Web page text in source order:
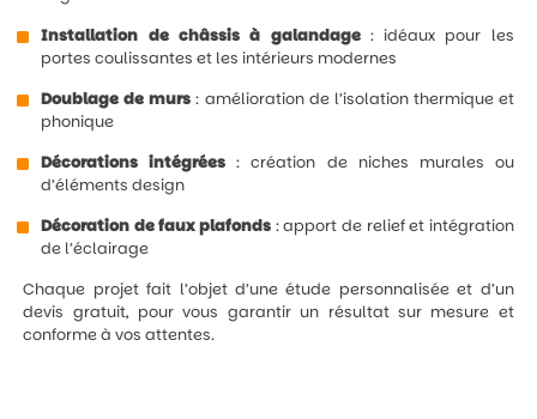
Installation de châssis à galandage: idéaux pour les
portes coulissantes et les intérieurs modernes
Doublage de murs : amélioration de l’isolation thermique et
phonique
Décorations intégrées : création de niches murales ou
d’éléments design
Décoration de faux plafonds : apport de relief et intégration
de l’éclairage
Chaque projet fait l’objet d’une étude personnalisée et d’un
devis gratuit, pour vous garantir un résultat sur mesure et
conforme à vos attentes.